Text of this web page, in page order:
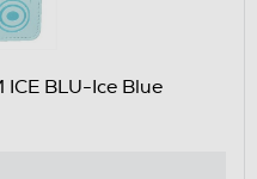
ICE BLU-Ice Blue